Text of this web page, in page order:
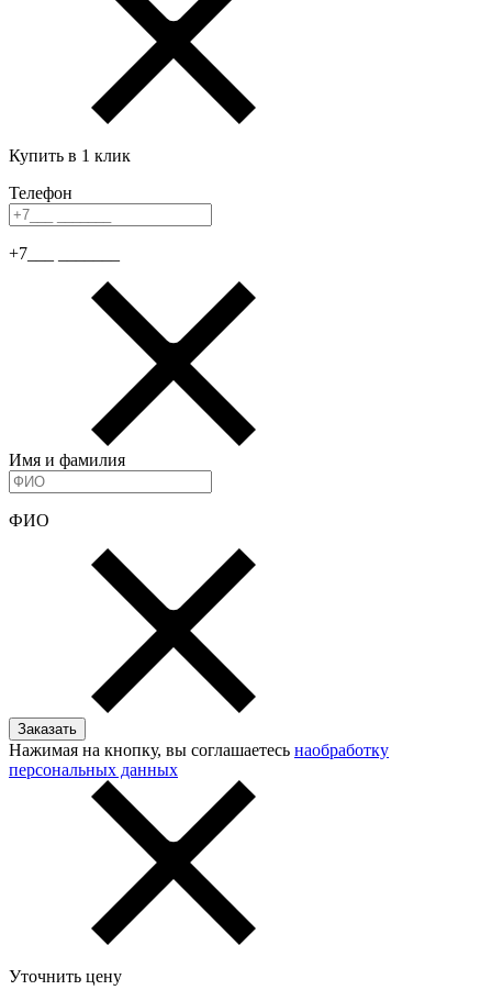
Купить в 1 клик
Телефон
+7___ _______
Имя и фамилия
ФИО
Нажимая на кнопку, вы соглашаетесь наобработку
персональных данных
Уточнить цену